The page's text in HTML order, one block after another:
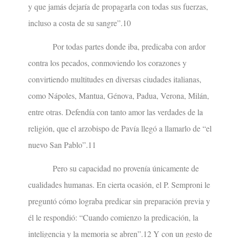
y que jamás dejaría de propagarla con todas sus fuerzas,
incluso a costa de su sangre”.10
Por todas partes donde iba, predicaba con ardor
contra los pecados, conmoviendo los corazones y
convirtiendo multitudes en diversas ciudades italianas,
como Nápoles, Mantua, Génova, Padua, Verona, Milán,
entre otras. Defendía con tanto amor las verdades de la
religión, que el arzobispo de Pavía llegó a llamarlo de “el
nuevo San Pablo”.11
Pero su capacidad no provenía únicamente de
cualidades humanas. En cierta ocasión, el P. Semproni le
preguntó cómo lograba predicar sin preparación previa y
él le respondió: “Cuando comienzo la predicación, la
inteligencia y la memoria se abren”.12 Y con un gesto de